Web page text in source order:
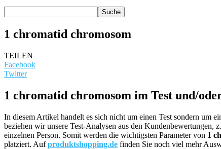
1 chromatid chromosom
TEILEN
Facebook
Twitter
1 chromatid chromosom im Test und/
In diesem Artikel handelt es sich nicht um einen Test sondern um
beziehen wir unsere Test-Analysen aus den
einzelnen Person. Somit werden die wichtigsten Parameter von 1
platziert. Aufproduktshopping.de finden Sie noch viel mehr